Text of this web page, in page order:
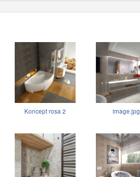
Koncept rosa 2 image.jpg